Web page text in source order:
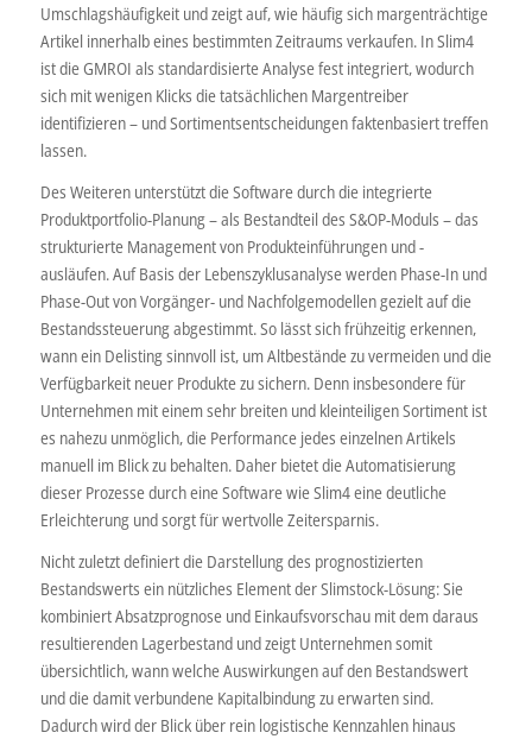
Umschlagshäufigkeit und zeigt auf, wie häufig sich margenträchtige
Artikel innerhalb eines bestimmten Zeitraums verkaufen. In Slim4
ist die GMROI als standardisierte Analyse fest integriert, wodurch
sich mit wenigen Klicks die tatsächlichen Margentreiber
identifizieren – und Sortimentsentscheidungen faktenbasiert treffen
lassen.
Des Weiteren unterstützt die Software durch die integrierte
Produktportfolio-Planung – als Bestandteil des S&OP-Moduls – das
strukturierte Management von Produkteinführungen und -
ausläufen. Auf Basis der Lebenszyklusanalyse werden Phase-In und
Phase-Out von Vorgänger- und Nachfolgemodellen gezielt auf die
Bestandssteuerung abgestimmt. So lässt sich frühzeitig erkennen,
wann ein Delisting sinnvoll ist, um Altbestände zu vermeiden und die
Verfügbarkeit neuer Produkte zu sichern. Denn insbesondere für
Unternehmen mit einem sehr breiten und kleinteiligen Sortiment ist
es nahezu unmöglich, die Performance jedes einzelnen Artikels
manuell im Blick zu behalten. Daher bietet die Automatisierung
dieser Prozesse durch eine Software wie Slim4 eine deutliche
Erleichterung und sorgt für wertvolle Zeitersparnis.
Nicht zuletzt definiert die Darstellung des prognostizierten
Bestandswerts ein nützliches Element der Slimstock-Lösung: Sie
kombiniert Absatzprognose und Einkaufsvorschau mit dem daraus
resultierenden Lagerbestand und zeigt Unternehmen somit
übersichtlich, wann welche Auswirkungen auf den Bestandswert
und die damit verbundene Kapitalbindung zu erwarten sind.
Dadurch wird der Blick über rein logistische Kennzahlen hinaus